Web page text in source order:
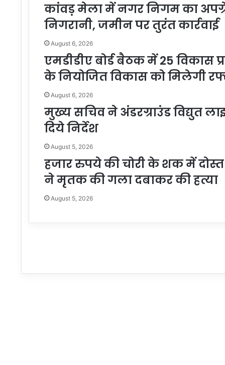
कांवड़ मेला में नगर निगम का
निगरानी, जमीन पर तुरंत कार्रवाई
August 6, 2026
एमडीडीए बोर्ड बैठक में 25 विकास
के नियोजित विकास को मिलेगी
August 6, 2026
मुख्य सचिव ने अंडरग्राउंड विद्युत
दिये निर्देश
August 5, 2026
हजार रुपये की चोरी के शक में दोस्त
ने मृतक की गला दबाकर की हत्या
August 5, 2026